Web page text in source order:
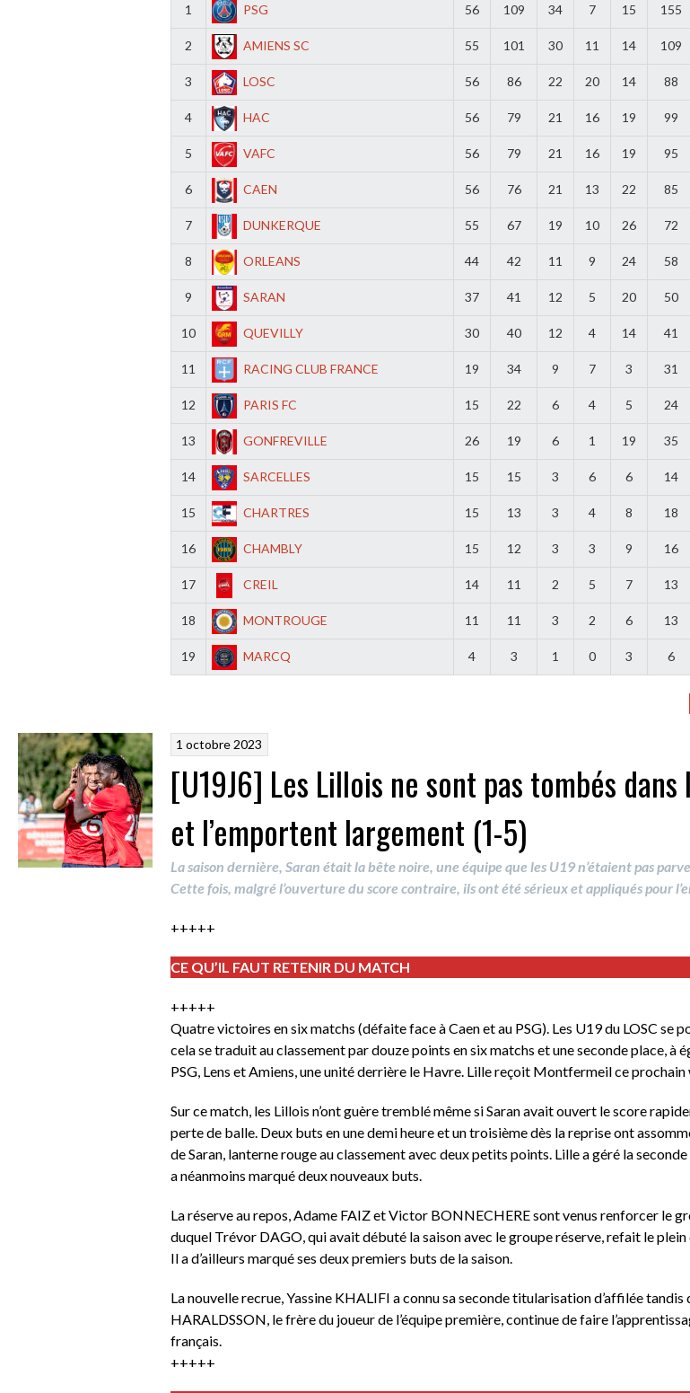
1
PSG 56 109 34 7 15 155
2 AMIENS SC 55 101 30 11 14 109
3 LOSC 56 86 22 20 14 88
4 HAC 56 79 21 16 19 99
5 VAFC 56 79 21 16 19 95
6 CAEN 56 76 21 13 22 85
7 DUNKERQUE 55 67 19 10 26 72
8 ORLEANS 44 42 11 9 24 58
9 SARAN 37 41 12 5 20 50
10 QUEVILLY 30 40 12 4 14 41
11 RACING CLUB FRANCE 19 34 9 7 3 31
12 PARIS FC 15 22 6 4 5 24
13 GONFREVILLE 26 19 6 1 19 35
14 SARCELLES 15 15 3 6 6 14
15 CHARTRES 15 13 3 4 8 18
16 CHAMBLY 15 12 3 3 9 16
17 CREIL 14 11 2 5 7 13
18 MONTROUGE 11 11 3 2 6 13
19 MARCQ 4 3 1 0 3 6
1 octobre 2023
[U19J6] Les Lillois ne sont pas tombés dans
et l’emportent largement (1-5)
La saison dernière, Saran était la bête noire, une équipe que les U19 n’étaient pas
Cette fois, malgré l’ouverture du score contraire, ils ont été sérieux et appliqués pour
+++++
CE QU’IL FAUT RETENIR DU MATCH
+++++
Quatre victoires en six matchs (défaite face à Caen et au PSG). Les U19 du LOSC se
cela se traduit au classement par douze points en six matchs et une seconde place, à
PSG, Lens et Amiens, une unité derrière le Havre. Lille reçoit Montfermeil ce prochain
Sur ce match, les Lillois n’ont guère tremblé même si Saran avait ouvert le score
perte de balle. Deux buts en une demi heure et un troisième dès la reprise ont
de Saran, lanterne rouge au classement avec deux petits points. Lille a géré la
a néanmoins marqué deux nouveaux buts.
La réserve au repos, Adame FAIZ et Victor BONNECHERE sont venus renforcer le
duquel Trévor DAGO, qui avait débuté la saison avec le groupe réserve, refait le plein
Il a d’ailleurs marqué ses deux premiers buts de la saison.
La nouvelle recrue, Yassine KHALIFI a connu sa seconde titularisation d’affilée tandis
HARALDSSON, le frère du joueur de l’équipe première, continue de faire
français.
+++++